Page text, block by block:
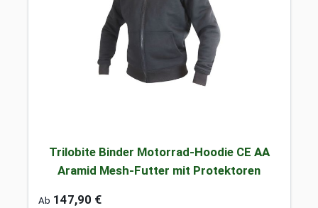
Trilobite Binder Motorrad-Hoodie CE AA
Aramid Mesh-Futter mit Protektoren
Ab 147,90 €